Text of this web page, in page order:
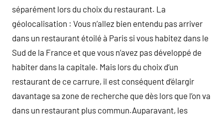
séparément lors du choix du restaurant. La
géolocalisation : Vous n’allez bien entendu pas arriver
dans un restaurant étoilé à Paris si vous habitez dans le
Sud de la France et que vous n’avez pas développé de
habiter dans la capitale. Mais lors du choix d’un
restaurant de ce carrure, il est conséquent d’élargir
davantage sa zone de recherche que dès lors que l’on va
dans un restaurant plus commun.Auparavant, les